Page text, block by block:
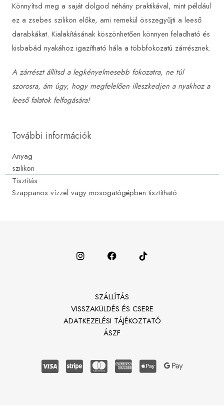
Könnyítsd meg a saját dolgod néhány praktikával, mint például
ez a zsebes szilikon előke, ami remekül összegyűjti a leeső
darabkákat. Kialakításának köszönhetően könnyen feladható és
kisbabád nyakához igazítható hála a többfokozatú zárrésznek.
A zárrészt állítsd a legkényelmesebb fokozatra, ne túl
szorosra, ám úgy, hogy megfelelően illeszkedjen a nyakhoz a
leeső falatok felfogására!
További információk
Anyag
szilikon
Tisztítás
Szappanos vízzel vagy mosogatógépben tisztítható.
SZÁLLÍTÁS
VISSZAKÜLDÉS ÉS CSERE
ADATKEZELÉSI TÁJÉKOZTATÓ
ÁSZF